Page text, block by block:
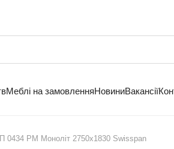
Меблі на замовленняНовиниВакансії
0434 PM Моноліт 2750х1830 Swisspan